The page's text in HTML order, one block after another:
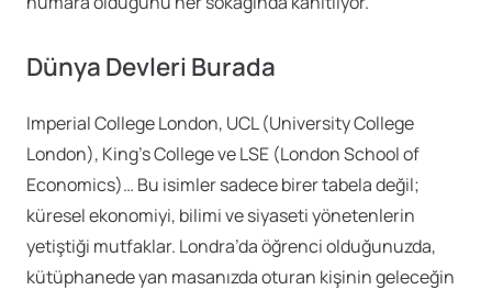
Dünya Devleri Burada
Imperial College London, UCL (University College
London), King’s College ve LSE (London School of
Economics)… Bu isimler sadece birer tabela değil;
küresel ekonomiyi, bilimi ve siyaseti yönetenlerin
yetiştiği mutfaklar. Londra’da öğrenci olduğunuzda,
kütüphanede yan masanızda oturan kişinin geleceğin